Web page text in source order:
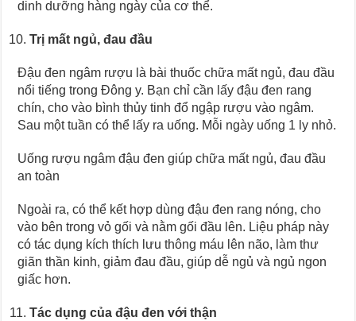
dinh dưỡng hàng ngày của cơ thể.
Trị mất ngủ, đau đầu
Đậu đen ngâm rượu là bài thuốc chữa mất ngủ, đau đầu
nổi tiếng trong Đông y. Bạn chỉ cần lấy đậu đen rang
chín, cho vào bình thủy tinh đổ ngập rượu vào ngâm.
Sau một tuần có thể lấy ra uống. Mỗi ngày uống 1 ly nhỏ.
Uống rượu ngâm đậu đen giúp chữa mất ngủ, đau đầu
an toàn
Ngoài ra, có thể kết hợp dùng đậu đen rang nóng, cho
vào bên trong vỏ gối và nằm gối đầu lên. Liệu pháp này
có tác dụng kích thích lưu thông máu lên não, làm thư
giãn thần kinh, giảm đau đầu, giúp dễ ngủ và ngủ ngon
giấc hơn.
Tác dụng của đậu đen với thận